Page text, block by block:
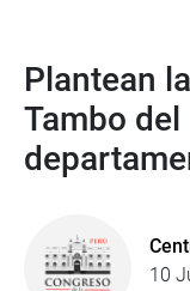
Plantean
Tambo del
10